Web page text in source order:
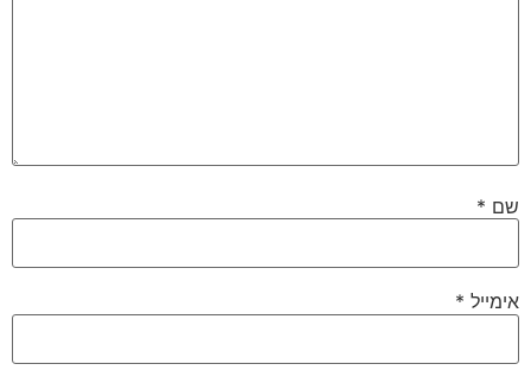
שם *
אימייל *